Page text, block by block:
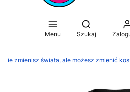
Menu
Otwórz
Szukaj
Nie zmienisz świata, ale możesz zmienić